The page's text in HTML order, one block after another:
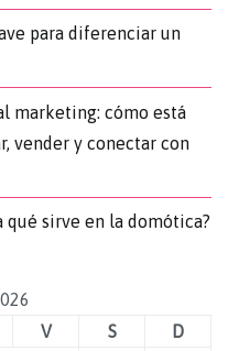
para diferenciar un
marketing: cómo está
vender y conectar con
qué sirve en la domótica?
V S
D